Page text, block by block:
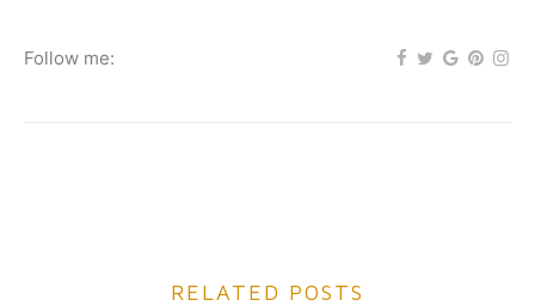
Follow me:
RELATED POSTS